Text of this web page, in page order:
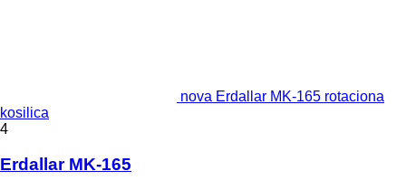
nova Erdallar MK-165 rotaciona
kosilica
4
Erdallar MK-165